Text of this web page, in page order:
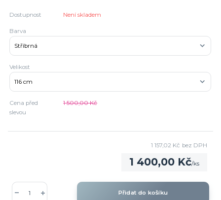
Dostupnost Není skladem
Barva
Velikost
Cena před
slevou
1 500,00 Kč
1 400,00 Kč/ks
1 157,02 Kč bez DPH
Přidat do košíku